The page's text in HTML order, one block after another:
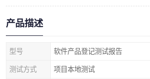
产品描述
型号 软件产品登记测试报告
测试方式 项目本地测试